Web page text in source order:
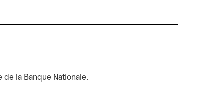
dans un nouvel onglet
de la Banque Nationale.